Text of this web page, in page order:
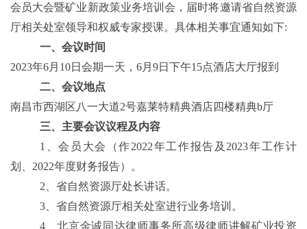
会员大会暨矿业新政策业务培训会，届时将邀请省自然资源
厅相关处室领导和权威专家授课。具体相关事宜通知如下:
一、会议时间
2023年6月10日会期一天，6月9日下午15点酒店大厅报到
二、会议地点
南昌市西湖区八一大道2号嘉莱特精典酒店四楼精典b厅
三、主要会议议程及内容
1、会员大会（作2022年工作报告及2023年工作计
划、2022年度财务报告）。
2、省自然资源厅处长讲话。
3、省自然资源厅相关处室进行业务培训 。
4、北京金诚同达律师事务所高级律师讲解矿业投资